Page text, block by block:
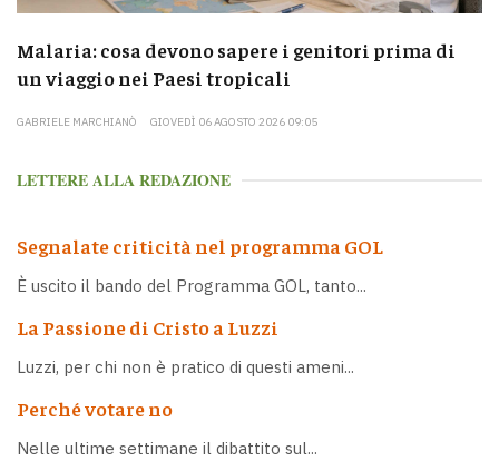
Malaria: cosa devono sapere i genitori prima di
un viaggio nei Paesi tropicali
GABRIELE MARCHIANÒ GIOVEDÌ 06 AGOSTO 2026 09:05
LETTERE ALLA REDAZIONE
Segnalate criticità nel programma GOL
È uscito il bando del Programma GOL, tanto...
La Passione di Cristo a Luzzi
Luzzi, per chi non è pratico di questi ameni...
Perché votare no
Nelle ultime settimane il dibattito sul...